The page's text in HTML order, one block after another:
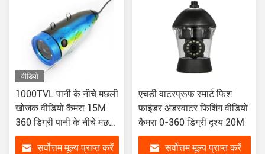
वीडियो
1000TVL पानी के नीचे मछली
खोजक वीडियो कैमरा 15M
360 डिग्री पानी के नीचे मछली
पकड़ने कैमरा
सर्वोत्तम मूल्य प्राप्त करें
एचडी वाटरप्रूफ स्मार्ट फिश
फाइंडर अंडरवाटर फिशिंग वीडियो
कैमरा 0-360 डिग्री दृश्य 20M
सर्वोत्तम मूल्य प्राप्त करें